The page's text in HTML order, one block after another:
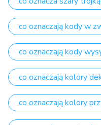
co oznaczają kody w
co oznaczają kody
co oznaczają kolory
co oznaczają kolory